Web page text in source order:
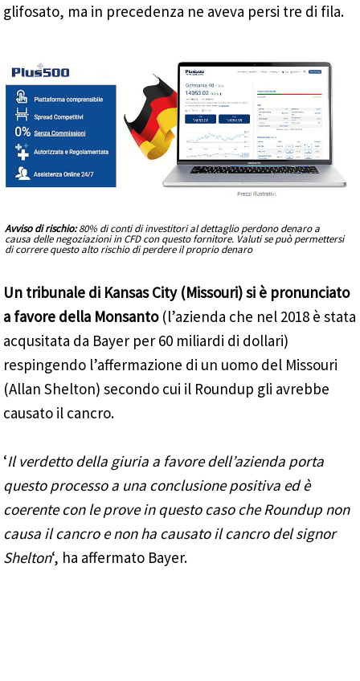
glifosato, ma in precedenza ne aveva persi tre di fila.
Avviso di rischio:80% di conti di investitori al dettaglio perdono denaro a
causa delle negoziazioni in CFD con questo fornitore. Valuti se può permettersi
di correre questo alto rischio di perdere il proprio denaro
Un tribunale di Kansas City (Missouri) si è pronunciato
a favore della Monsanto(l’azienda che nel 2018 è stata
acqusitata da Bayer per 60 miliardi di dollari)
respingendo l’affermazione di un uomo del Missouri
(Allan Shelton) secondo cui il Roundup gli avrebbe
causato il cancro.
‘Il verdetto della giuria a favore dell’azienda porta
questo processo a una conclusione positiva ed è
coerente con le prove in questo caso che Roundup non
causa il cancro e non ha causato il cancro del signor
Shelton‘, ha affermato Bayer.